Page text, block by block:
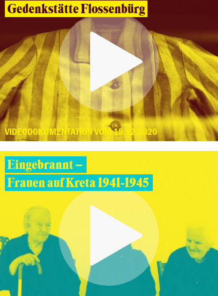
Gedenkstätte Flossenbürg
VIDEODOKUMENTATION VOM 15.12.2020
Eingebrannt –
Frauen auf Kreta 1941-1945